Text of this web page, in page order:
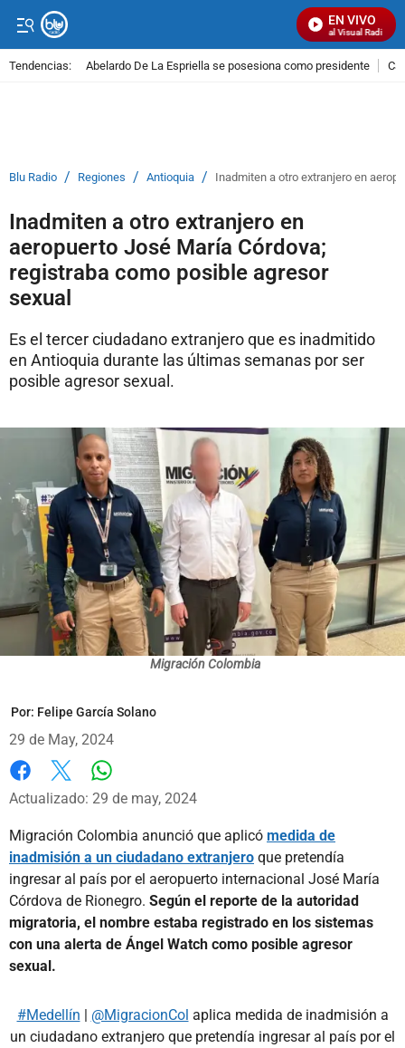
EN VIVO
Señal Visual Radio
Tendencias: Abelardo De La Espriella se posesiona como presidente
Blu Radio / Regiones / Antioquia / Inadmiten a otro extranjero en
Inadmiten a otro extranjero en
aeropuerto José María Córdova;
registraba como posible agresor
sexual
Es el tercer ciudadano extranjero que es inadmitido
en Antioquia durante las últimas semanas por ser
posible agresor sexual.
Migración Colombia
Por: Felipe García Solano
29 de May, 2024
Facebook
X
Actualizado: 29 de may, 2024
Migración Colombia anunció que aplicó medida de
inadmisión a un ciudadano extranjero que pretendía
ingresar al país por el aeropuerto internacional José María
Córdova de Rionegro. Según el reporte de la autoridad
migratoria, el nombre estaba registrado en los sistemas
con una alerta de Ángel Watch como posible agresor
sexual.
#Medellín | @MigracionCol aplica medida de inadmisión a
un ciudadano extranjero que pretendía ingresar al país por el